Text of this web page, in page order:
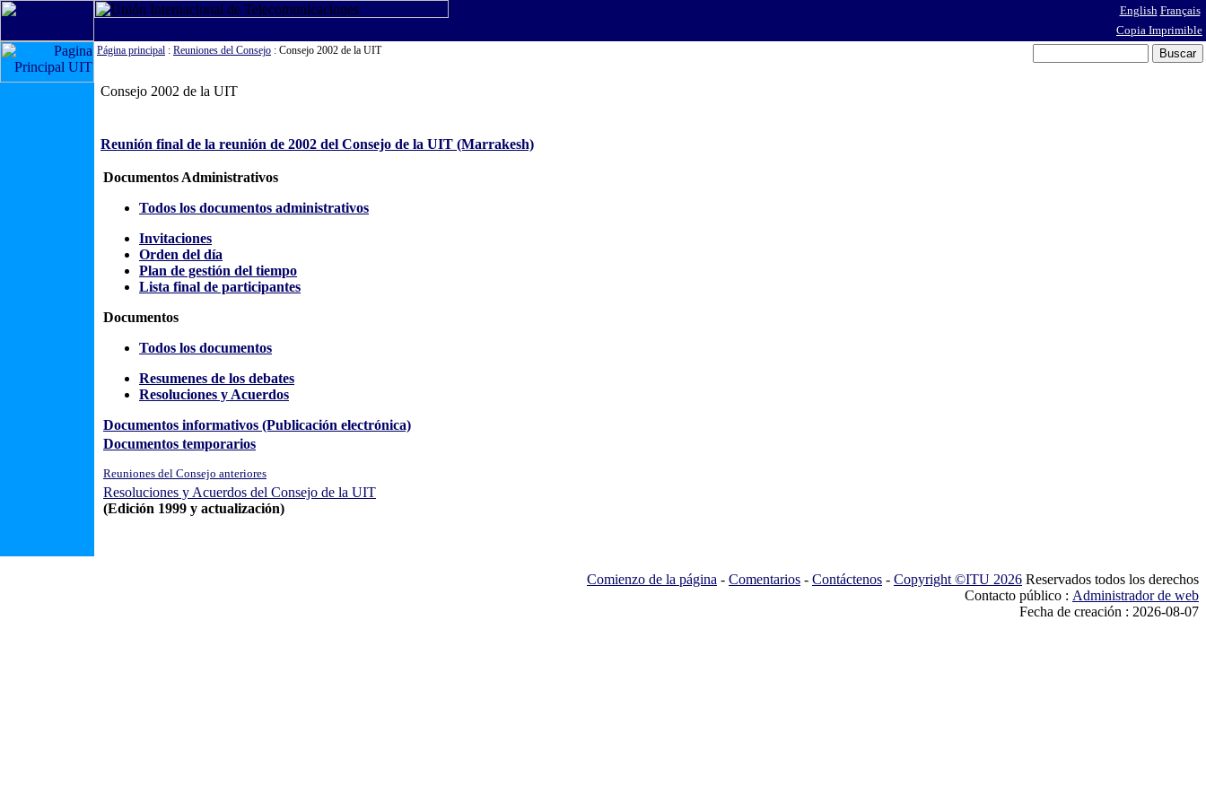
English Français
Copia Imprimible
Página principal : Reuniones del Consejo : Consejo 2002 de la UIT
Consejo 2002 de la UIT
Reunión final de la reunión de 2002 del Consejo de la UIT (Marrakesh)
Documentos Administrativos
Todos los documentos administrativos
Invitaciones
Orden del día
Plan de gestión del tiempo
Lista final de participantes
Documentos
Todos los documentos
Resumenes de los debates
Resoluciones y Acuerdos
Documentos informativos (Publicación electrónica)
Documentos temporarios
Reuniones del Consejo anteriores
Resoluciones y Acuerdos del Consejo de la UIT
(Edición 1999 y actualización)
Comienzo de la página - Comentarios - Contáctenos - Copyright ©ITU 2026 Reservados todos los derechos
Contacto público : Administrador de web
Fecha de creación : 2026-08-07